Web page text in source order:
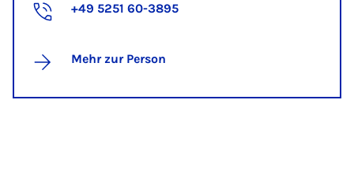
+49 5251 60-3895
Mehr zur Person